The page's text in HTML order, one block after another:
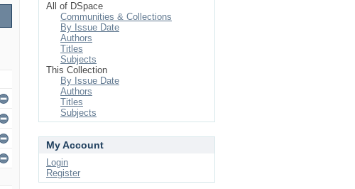
All of DSpace
Communities & Collections
By Issue Date
Authors
Titles
Subjects
This Collection
By Issue Date
Authors
Titles
Subjects
My Account
Login
Register